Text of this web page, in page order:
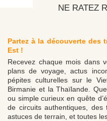
NE RATEZ
Partez à la découverte des
Est !
Recevez chaque mois dans
plans de voyage, actus
pépites culturelles sur le
Birmanie et la Thaïlande.
ou simple curieux en quête
de circuits authentiques, des
astuces de terrain, et toutes